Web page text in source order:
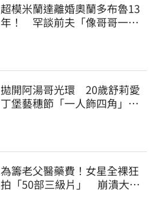
超模米蘭達離婚奧蘭多布魯13
年！ 罕談前夫「像哥哥一
拋開阿湯哥光環 20歲舒莉愛
丁堡藝穗節「一人飾四角」驚
為籌老父醫藥費！女星全裸狂
拍「50部三級片」 崩潰大